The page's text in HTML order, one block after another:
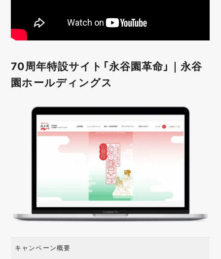
70周年特設サイト「永谷園革命」｜永谷
園ホールディングス
キャンペーン概要